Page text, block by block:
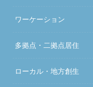
ワーケーション
多拠点・二拠点居住
ローカル・地方創生